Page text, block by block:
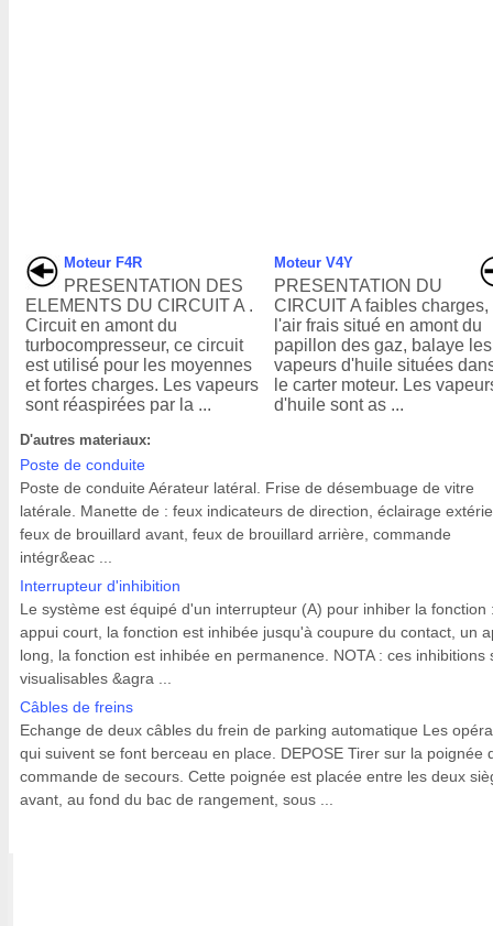
Moteur F4R
PRESENTATION DES
ELEMENTS DU CIRCUIT A .
Circuit en amont du
turbocompresseur, ce circuit
est utilisé pour les moyennes
et fortes charges. Les vapeurs
sont réaspirées par la ...
Moteur V4Y
PRESENTATION DU
CIRCUIT A faibles charges,
l'air frais situé en amont du
papillon des gaz, balaye les
vapeurs d'huile situées
le carter moteur. Les
d'huile sont as ...
D'autres materiaux:
Poste de conduite
Poste de conduite Aérateur latéral. Frise de désembuage de vitre
latérale. Manette de : feux indicateurs de direction, éclairage
feux de brouillard avant, feux de brouillard arrière, commande
intégr&eac ...
Interrupteur d'inhibition
Le système est équipé d'un interrupteur (A) pour inhiber la fonction
appui court, la fonction est inhibée jusqu'à coupure du contact, un
long, la fonction est inhibée en permanence. NOTA : ces inhibitions
visualisables &agra ...
Câbles de freins
Echange de deux câbles du frein de parking automatique Les
qui suivent se font berceau en place. DEPOSE Tirer sur la poignée
commande de secours. Cette poignée est placée entre les deux
avant, au fond du bac de rangement, sous ...